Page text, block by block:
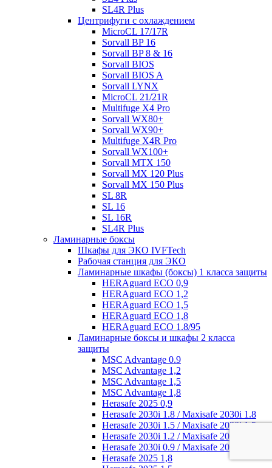
SL4R Plus
Центрифуги с охлаждением
MicroCL 17/17R
Sorvall BP 16
Sorvall BP 8 & 16
Sorvall BIOS
Sorvall BIOS A
Sorvall LYNX
MicroCL 21/21R
Multifuge X4 Pro
Sorvall WX80+
Sorvall WX90+
Multifuge X4R Pro
Sorvall WX100+
Sorvall МТХ 150
Sorvall МХ 120 Plus
Sorvall МХ 150 Plus
SL 8R
SL 16
SL 16R
SL4R Plus
Ламинарные боксы
Шкафы для ЭКО IVFTech
Рабочая станция для ЭКО
Ламинарные шкафы (боксы) 1 класса защиты
HERAguard ECO 0,9
HERAguard ECO 1,2
HERAguard ECO 1,5
HERAguard ECO 1,8
HERAguard ECO 1.8/95
Ламинарные боксы и шкафы 2 класса
защиты
MSC Advantage 0.9
MSC Advantage 1,2
MSC Advantage 1,5
MSC Advantage 1,8
Herasafe 2025 0,9
Herasafe 2030i 1.8 / Maxisafe 2030i 1.8
Herasafe 2030i 1.5 / Maxisafe 2030i 1.5
Herasafe 2030i 1.2 / Maxisafe 2030i 1.2
Herasafe 2030i 0.9 / Maxisafe 2030i 0.9
Herasafe 2025 1,8